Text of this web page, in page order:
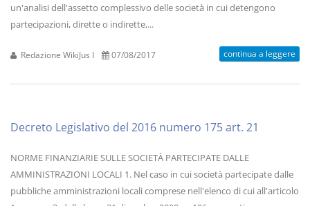
un'analisi dell'assetto complessivo delle società in cui detengono
partecipazioni, dirette o indirette,...
Redazione WikiJus I 07/08/2017 continua a leggere
Decreto Legislativo del 2016 numero 175 art. 21
NORME FINANZIARIE SULLE SOCIETÀ PARTECIPATE DALLE
AMMINISTRAZIONI LOCALI 1. Nel caso in cui società partecipate dalle
pubbliche amministrazioni locali comprese nell'elenco di cui all'articolo